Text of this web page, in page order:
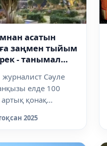
асатын
заңмен тыйым
- танымал
Сәуле
елде 100
қонақ
қо...
2025